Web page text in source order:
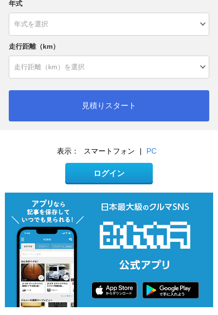
年式
走行距離（km）
見積りスタート
表示： スマートフォン | PC
ログイン